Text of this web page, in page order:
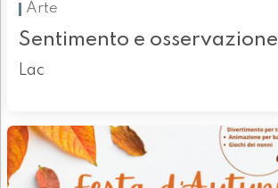
Arte
Sentimento e osservazione
Lac